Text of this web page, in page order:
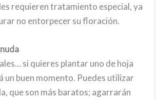
requieren tratamiento especial, ya
no entorpecer su floración.
si quieres plantar uno de hoja
un buen momento. Puedes utilizar
que son más baratos; agarrarán